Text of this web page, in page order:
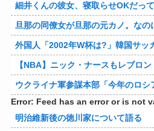
細井くんの彼女、寝取らせOKだっ
旦那の同僚女が旦那の元カノ。なのにしょっちゅうペアで仕事してて遅くまで残業したり二人で出
外国人「2002年W杯は?」韓国サッカーに衝撃的不祥事！W杯予選でレ
【NBA】ニック・ナースもレブロン・
ウクライナ軍参謀本部「今年のロシア軍死傷者24万
Error: Feed has an error or is not
明治維新後の徳川家について語る